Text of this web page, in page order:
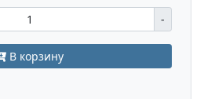
-
В корзину